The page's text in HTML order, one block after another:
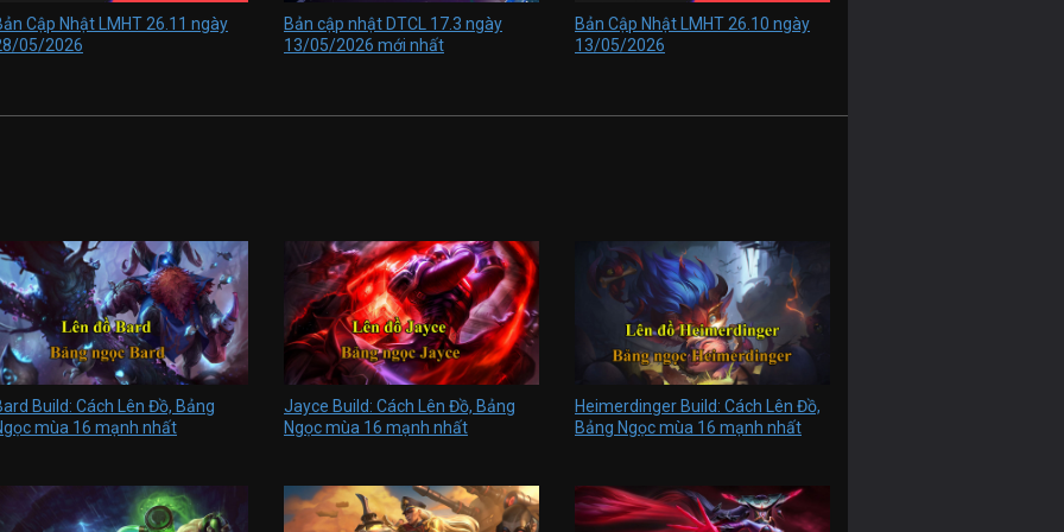
Cập Nhật LMHT 26.11 ngày
05/2026
Bản cập nhật DTCL 17.3 ngày
13/05/2026 mới nhất
Bản Cập Nhật LMHT 26.10 ngày
13/05/2026
Build: Cách Lên Đồ, Bảng
mùa 16 mạnh nhất
Jayce Build: Cách Lên Đồ, Bảng
Ngọc mùa 16 mạnh nhất
Heimerdinger Build: Cách Lên Đồ,
Bảng Ngọc mùa 16 mạnh nhất